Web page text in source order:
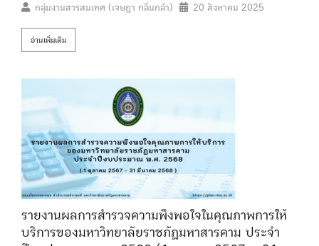
กลุ่มงานสารสนเทศ (เจษฎา กลิ่นกล้า) 20 สิงหาคม 2025
อ่านเพิ่มเติม
รายงานผลการสำรวจความพึงพอใจในคุณภาพการให้
บริการของมหาวิทยาลัยราชภัฏมหาสารคาม ประจำ